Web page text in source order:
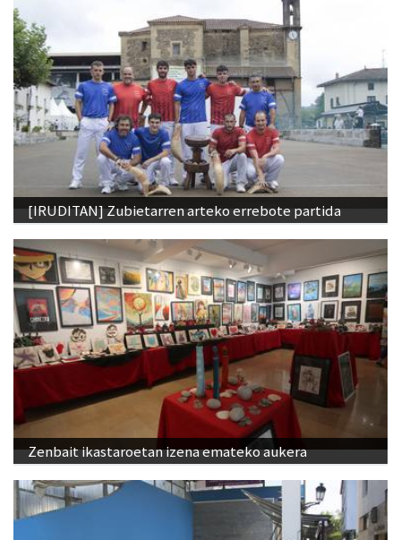
[IRUDITAN] Zubietarren arteko errebote partida
Zenbait ikastaroetan izena emateko aukera